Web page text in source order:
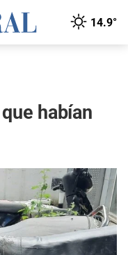
14.9°
habían